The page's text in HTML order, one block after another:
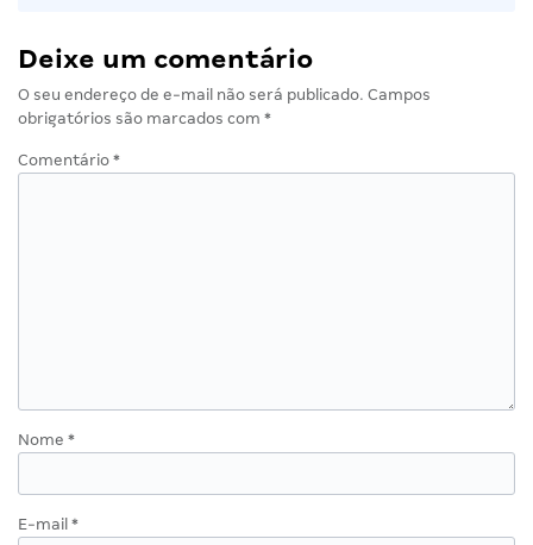
Deixe um comentário
O seu endereço de e-mail não será publicado. Campos
obrigatórios são marcados com *
Comentário *
Nome *
E-mail *